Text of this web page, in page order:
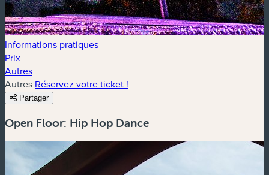
Informations pratiques
Prix
Autres
Autres Réservez votre ticket !
Partager
Open Floor: Hip Hop Dance